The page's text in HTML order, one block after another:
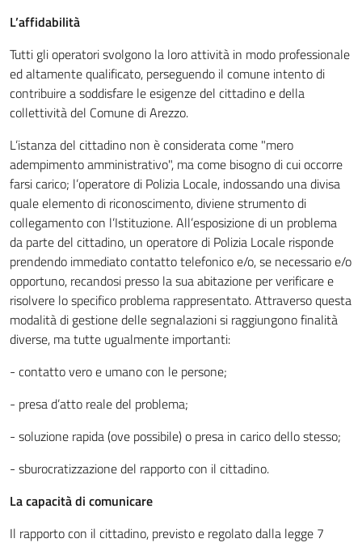
L’affidabilità
Tutti gli operatori svolgono la loro attività in modo professionale
ed altamente qualificato, perseguendo il comune intento di
contribuire a soddisfare le esigenze del cittadino e della
collettività del Comune di Arezzo.
L’istanza del cittadino non è considerata come "mero
adempimento amministrativo", ma come bisogno di cui occorre
farsi carico; l’operatore di Polizia Locale, indossando una divisa
quale elemento di riconoscimento, diviene strumento di
collegamento con l’Istituzione. All’esposizione di un problema
da parte del cittadino, un operatore di Polizia Locale risponde
prendendo immediato contatto telefonico e/o, se necessario e/o
opportuno, recandosi presso la sua abitazione per verificare e
risolvere lo specifico problema rappresentato. Attraverso questa
modalità di gestione delle segnalazioni si raggiungono finalità
diverse, ma tutte ugualmente importanti:
- contatto vero e umano con le persone;
- presa d’atto reale del problema;
- soluzione rapida (ove possibile) o presa in carico dello stesso;
- sburocratizzazione del rapporto con il cittadino.
La capacità di comunicare
Il rapporto con il cittadino, previsto e regolato dalla legge 7